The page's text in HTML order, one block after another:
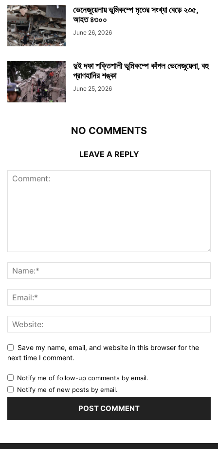
ভেনেজুয়েলায় ভূমিকম্পে মৃতের সংখ্যা বেড়ে ২৩৫,
আহত ৪৩০০
June 26, 2026
দুই দফা শক্তিশালী ভূমিকম্পে কাঁপল ভেনেজুয়েলা, বহু
প্রাণহানির শঙ্কা
June 25, 2026
NO COMMENTS
LEAVE A REPLY
Save my name, email, and website in this browser for the
next time I comment.
Notify me of follow-up comments by email.
Notify me of new posts by email.